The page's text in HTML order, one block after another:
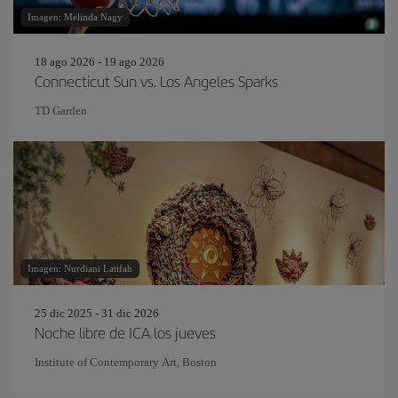
Imagen: Melinda Nagy
18 ago 2026 - 19 ago 2026
Connecticut Sun vs. Los Angeles Sparks
TD Garden
Imagen: Nurdiani Latifah
25 dic 2025 - 31 dic 2026
Noche libre de ICA los jueves
Institute of Contemporary Art, Boston